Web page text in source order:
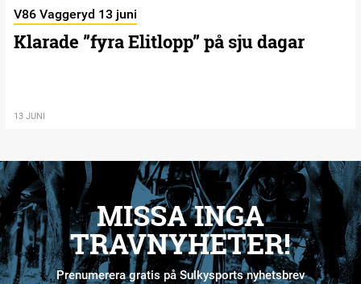
V86 Vaggeryd 13 juni
Klarade ”fyra Elitlopp” på sju dagar
13 JUNI
MISSA INGA
TRAVNYHETER!
Prenumerera gratis på Sulkysports nyhetsbrev